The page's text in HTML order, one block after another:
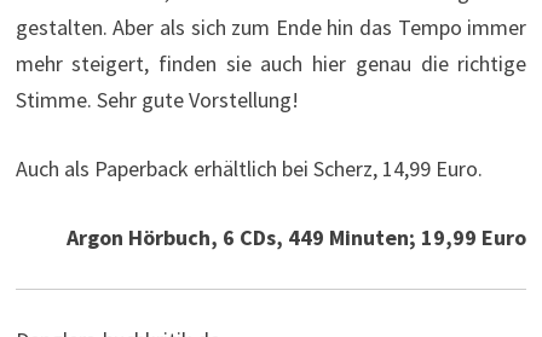
gestalten. Aber als sich zum Ende hin das Tempo immer
mehr steigert, finden sie auch hier genau die richtige
Stimme. Sehr gute Vorstellung!
Auch als Paperback erhältlich bei Scherz, 14,99 Euro.
Argon Hörbuch, 6 CDs, 449 Minuten; 19,99 Euro